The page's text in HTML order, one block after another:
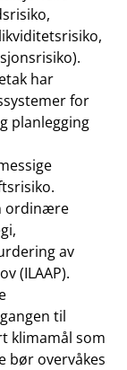
har
for
planlegging
ordinære
av
(ILAAP).
til
klimamål som
bør overvåkes